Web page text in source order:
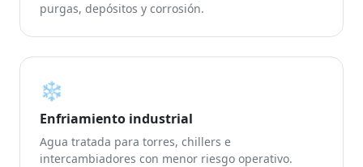
purgas, depósitos y corrosión.
❄️
Enfriamiento industrial
Agua tratada para torres, chillers e
intercambiadores con menor riesgo operativo.